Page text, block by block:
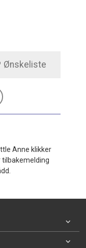
Ønskeliste
Anne klikker
tilbakemelding